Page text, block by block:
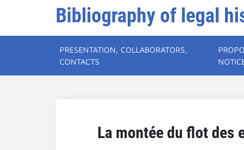
Bibliography of legal
PRESENTATION, COLLABORATORS,
CONTACTS
La montée du flot des